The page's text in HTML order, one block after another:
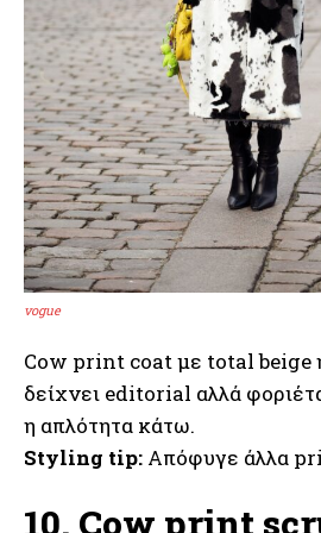
vogue
Cow print coat με total
δείχνει editorial αλλά
η απλότητα κάτω.
Styling tip: Απόφυγε άλλα
10. Cow print